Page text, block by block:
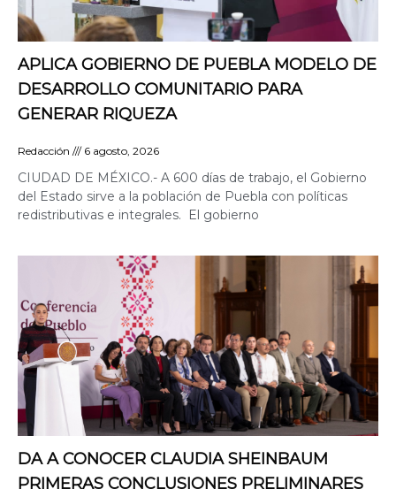
APLICA GOBIERNO DE PUEBLA MODELO DE
DESARROLLO COMUNITARIO PARA
GENERAR RIQUEZA
Redacción 6 agosto, 2026
CIUDAD DE MÉXICO.- A 600 días de trabajo, el Gobierno
del Estado sirve a la población de Puebla con políticas
redistributivas e integrales. El gobierno
DA A CONOCER CLAUDIA SHEINBAUM
PRIMERAS CONCLUSIONES PRELIMINARES